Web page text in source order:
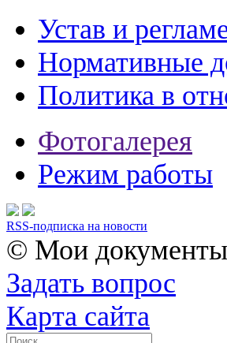
Устав и
Нормативные
Политика в
Фотогалерея
Режим работы
RSS-подписка на новости
© Мои документы
Задать вопрос
Карта сайта